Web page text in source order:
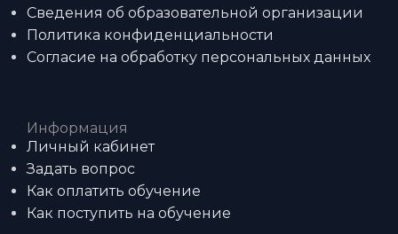
Сведения об образовательной организации
Политика конфиденциальности
Согласие на обработку персональных данных
Информация
Личный кабинет
Задать вопрос
Как оплатить обучение
Как поступить на обучение